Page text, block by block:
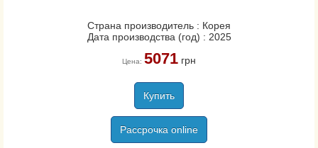
Страна производитель : Корея
Дата производства (год) : 2025
Цена: 5071грн
Купить
Рассрочка online